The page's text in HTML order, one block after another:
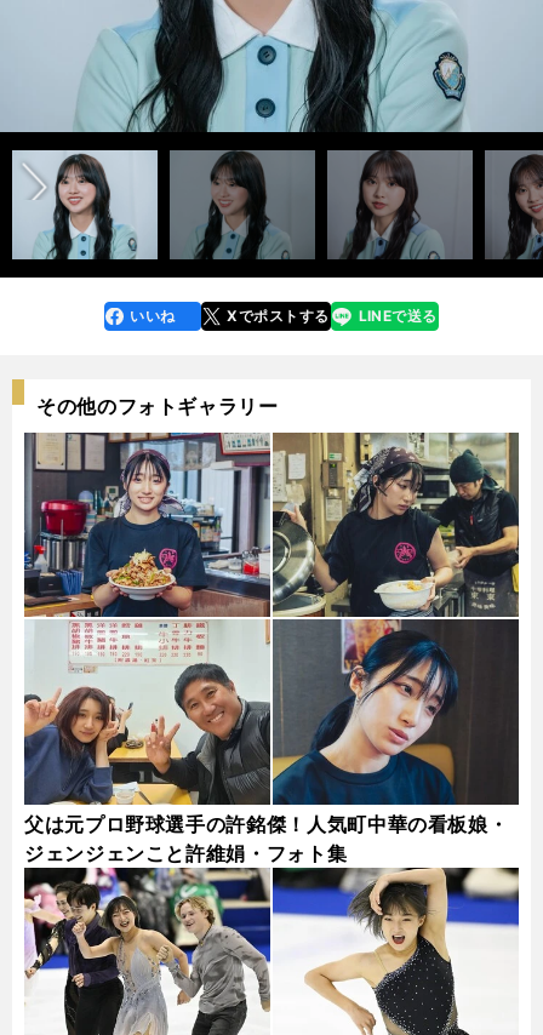
前編「日向坂46富田鈴花はスーパーフォーミュラの魅力にどハマり中！
「サーキットへ行くのが月に一回のご褒美」＞＞
後編「日向坂46富田鈴花のモータースポーツマニアっぷりがすごい…「ド
ライバー全員の無線の声も聴いています！」＞＞
faceboo
k
いいね Xでポストする
line LINEで送る
その他のフォトギャラリー
父は元プロ野球選手の許銘傑！人気町中華の看板娘・
ジェンジェンこと許維娟・フォト集